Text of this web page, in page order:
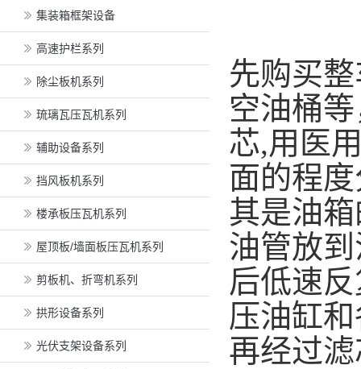
先购买
空油桶
芯,用医
面的程
其是油
油管放
后低速
压油缸
再经过
集装箱框架设备
高速护栏系列
除尘板机系列
琉璃瓦压瓦机系列
辅助设备系列
挡风板机系列
楼承板压瓦机系列
屋顶板/墙面板压瓦机系列
剪板机、折弯机系列
拱形设备系列
光伏支架设备系列